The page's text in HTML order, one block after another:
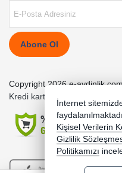
Abone Ol
Copyright 2026 e-
Kredi kartı bilgileriniz 256bit
İnternet
Kişisel Verilerin
Gizlilik
Politikamızı